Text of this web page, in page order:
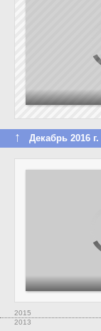
↑ Декабрь 2016 г.
2015
2013